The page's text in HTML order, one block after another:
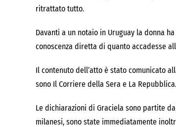
ritrattato tutto.
Davanti a un notaio in Uruguay la donna
conoscenza diretta di quanto accadesse
Il contenuto dell’atto è stato comunicato
sono Il Corriere della Sera e La Repubblica.
Le dichiarazioni di Graciela sono partite
milanesi, sono state immediatamente